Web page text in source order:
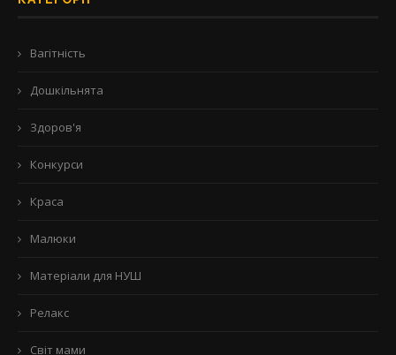
Вагітність
Дошкільнята
Здоров'я
Конкурси
Краса
Малюки
Матеріали для НУШ
Релакс
Світ мами